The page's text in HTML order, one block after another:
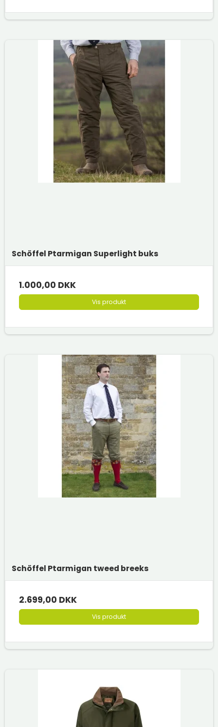
Schöffel Ptarmigan Superlight buks
1.000,00 DKK
Vis produkt
Schöffel Ptarmigan tweed breeks
2.699,00 DKK
Vis produkt